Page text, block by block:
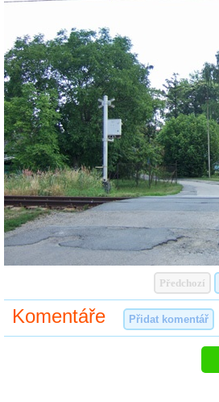
Předchozí
Komentáře Přidat komentář